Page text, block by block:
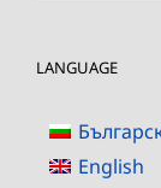
LANGUAGE
English